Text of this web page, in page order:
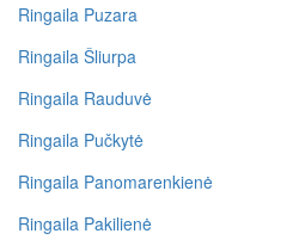
Ringaila Puzara
Ringaila Šliurpa
Ringaila Rauduvė
Ringaila Pučkytė
Ringaila Panomarenkienė
Ringaila Pakilienė